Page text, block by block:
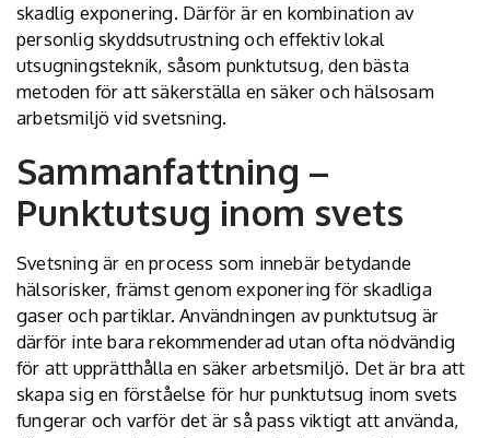
skadlig exponering. Därför är en kombination av
personlig skyddsutrustning och effektiv lokal
utsugningsteknik, såsom punktutsug, den bästa
metoden för att säkerställa en säker och hälsosam
arbetsmiljö vid svetsning.
Sammanfattning –
Punktutsug inom svets
Svetsning är en process som innebär betydande
hälsorisker, främst genom exponering för skadliga
gaser och partiklar. Användningen av punktutsug är
därför inte bara rekommenderad utan ofta nödvändig
för att upprätthålla en säker arbetsmiljö. Det är bra att
skapa sig en förståelse för hur punktutsug inom svets
fungerar och varför det är så pass viktigt att använda,